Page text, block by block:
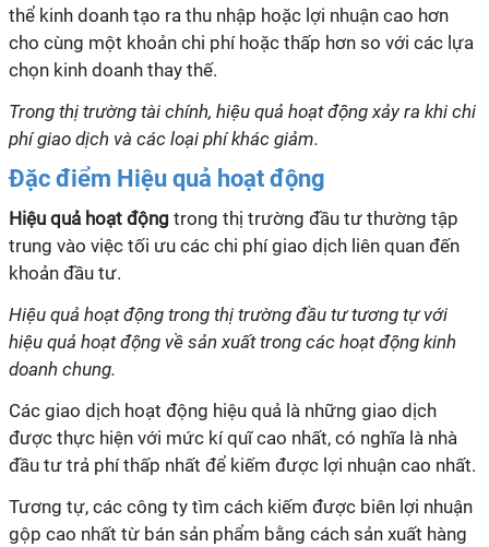
thể kinh doanh tạo ra thu nhập hoặc lợi nhuận cao hơn
cho cùng một khoản chi phí hoặc thấp hơn so với các lựa
chọn kinh doanh thay thế.
Trong thị trường tài chính, hiệu quả hoạt động xảy ra khi chi
phí giao dịch và các loại phí khác giảm.
Đặc điểm Hiệu quả hoạt động
Hiệu quả hoạt động trong thị trường đầu tư thường tập
trung vào việc tối ưu các chi phí giao dịch liên quan đến
khoản đầu tư.
Hiệu quả hoạt động trong thị trường đầu tư tương tự với
hiệu quả hoạt động về sản xuất trong các hoạt động kinh
doanh chung.
Các giao dịch hoạt động hiệu quả là những giao dịch
được thực hiện với mức kí quĩ cao nhất, có nghĩa là nhà
đầu tư trả phí thấp nhất để kiếm được lợi nhuận cao nhất.
Tương tự, các công ty tìm cách kiếm được biên lợi nhuận
gộp cao nhất từ bán sản phẩm bằng cách sản xuất hàng